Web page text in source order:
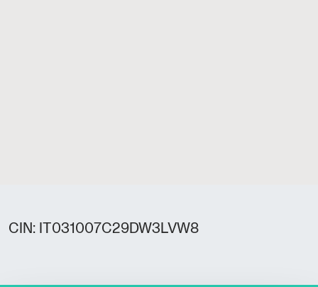
CIN: IT031007C29DW3LVW8